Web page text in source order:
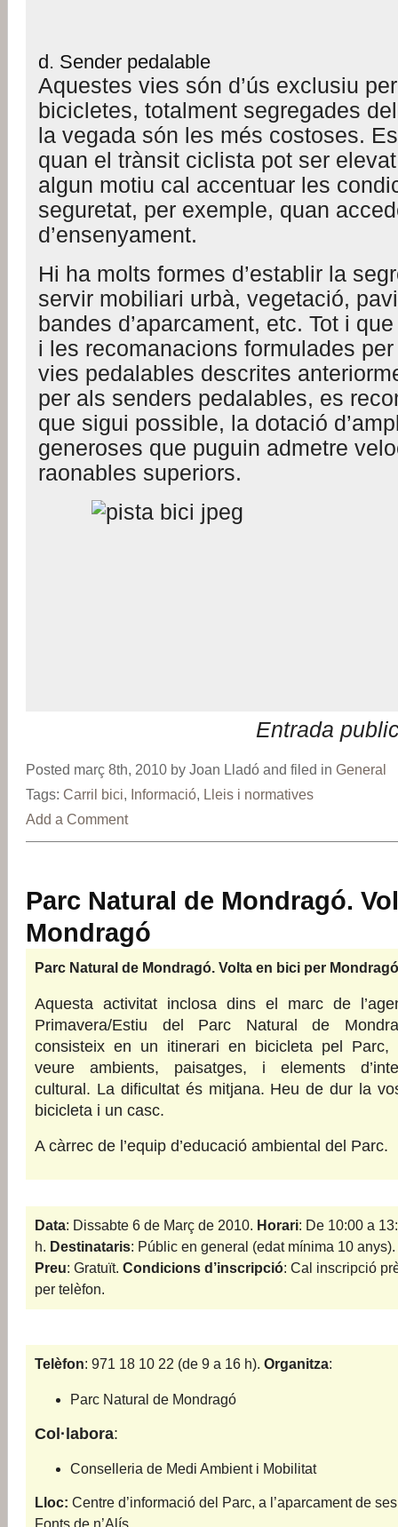
d. Sender pedalable
Aquestes vies són d’ús exclusiu
bicicletes, totalment segregades
la vegada són les més costoses.
quan el trànsit ciclista pot ser
algun motiu cal accentuar les
seguretat, per exemple, quan
d’ensenyament.
Hi ha molts formes d’establir la
servir mobiliari urbà, vegetació,
bandes d’aparcament, etc. Tot i
i les recomanacions formulades
vies pedalables descrites
per als senders pedalables, es
que sigui possible, la dotació
generoses que puguin admetre
raonables superiors.
Entrada
Posted març 8th, 2010 by Joan Lladó and filed in General
Tags: Carril bici, Informació, Lleis i normatives
Add a Comment
Parc Natural de Mondragó.
Mondragó
Parc Natural de Mondragó. Volta en bici per Mondragó
Aquesta activitat inclosa dins el marc de
Primavera/Estiu del Parc Natural de
consisteix en un itinerari en bicicleta pel Parc,
veure ambients, paisatges, i elements
cultural. La dificultat és mitjana. Heu de dur la
bicicleta i un casc.
A càrrec de l’equip d’educació ambiental del Parc.
Data: Dissabte 6 de Març de 2010. Horari: De 10:00 a
h. Destinataris: Públic en general (edat mínima 10 anys).
Preu: Gratuït. Condicions d’inscripció: Cal inscripció
per telèfon.
Telèfon: 971 18 10 22 (de 9 a 16 h). Organitza:
Parc Natural de Mondragó
Col·labora:
Conselleria de Medi Ambient i Mobilitat
Lloc: Centre d’informació del Parc, a l’aparcament de ses
Fonts de n’Alís.